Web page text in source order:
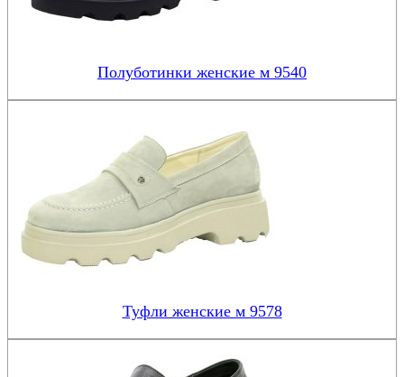
Полуботинки женские м 9540
Туфли женские м 9578